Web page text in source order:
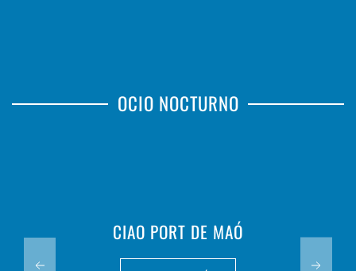
OCIO NOCTURNO
CIAO PORT DE MAÓ